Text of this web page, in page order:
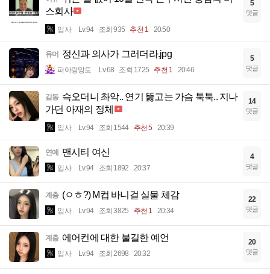
스회사
입사 Lv.94 조회 935 추천 1 20:50
5
댓글
유머 정신과 의사가 그러더라.jpg
파아랑망토 Lv.68 조회 1725 추천 1 20:46
5
댓글
감동 슥오더니 촤악.. 연기 뚫고는 가슴 툭툭.. 지나
가던 아재의 정체
입사 Lv.94 조회 1544 추천 5 20:39
14
댓글
연예 맨시티 여신
입사 Lv.94 조회 1892 20:37
4
댓글
계층 (ㅇㅎ?) M컵 바니걸 실물 체감
입사 Lv.94 조회 3825 추천 1 20:34
22
댓글
계층 에어컨에 대한 불길한 예언
입사 Lv.94 조회 2698 20:32
20
댓글